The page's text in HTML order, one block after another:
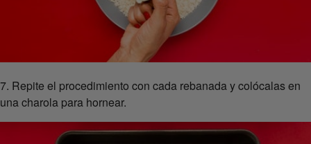
7. Repite el procedimiento con cada rebanada y colócalas en
una charola para hornear.